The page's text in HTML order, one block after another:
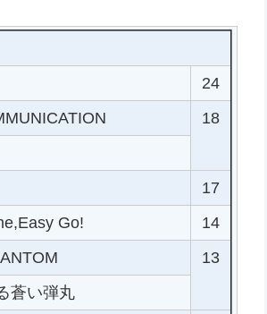
24
18
17
Go!
14
13
蒼い弾丸